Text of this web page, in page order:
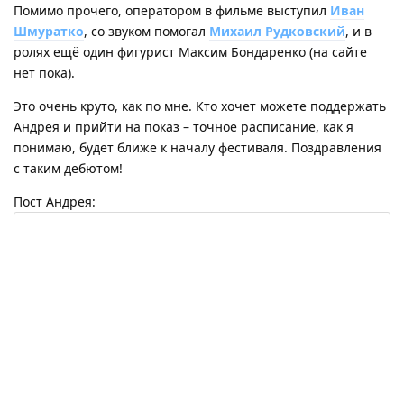
Помимо прочего, оператором в фильме выступил Иван
Шмуратко, со звуком помогал Михаил Рудковский, и в
ролях ещё один фигурист Максим Бондаренко (на сайте
нет пока).
Это очень круто, как по мне. Кто хочет можете поддержать
Андрея и прийти на показ – точное расписание, как я
понимаю, будет ближе к началу фестиваля. Поздравления
с таким дебютом!
Пост Андрея: